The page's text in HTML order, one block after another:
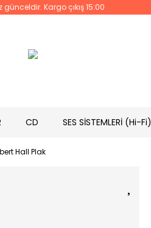
günceldir. Kargo çıkış 15:00
CD SES SİSTEMLERİ (Hi-Fi)
Hall Plak